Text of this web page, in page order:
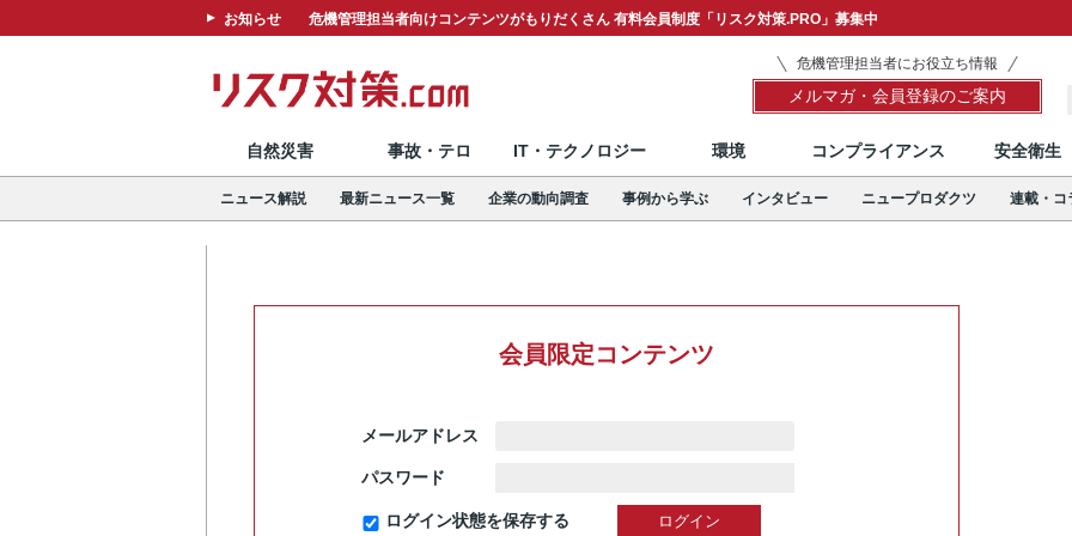
お知らせ 危機管理担当者向けコンテンツがもりだくさん 有料会員制度「リスク対策.PRO」募集中
危機管理担当者にお役立ち情報
メルマガ・会員登録のご案内
自然災害 事故・テロ IT・テクノロジー 環境 コンプライアンス 安全衛生
ニュース解説 最新ニュース一覧 企業の動向調査 事例から学ぶ インタビュー ニュープロダクツ 連載・コ
会員限定コンテンツ
メールアドレス
パスワード
ログイン状態を保存する